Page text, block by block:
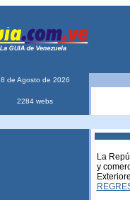
8 de Agosto de 2026
2284 webs
La
y